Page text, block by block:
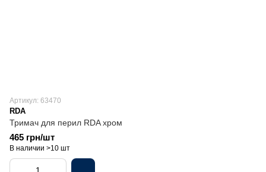
Артикул: 63470
RDA
Тримач для перил RDA хром
465 грн/шт
В наличии >10 шт